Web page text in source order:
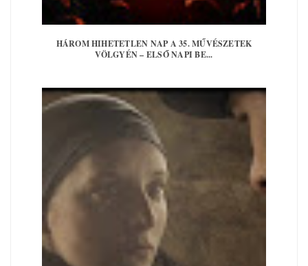
HÁROM HIHETETLEN NAP A 35. MŰVÉSZETEK
VÖLGYÉN – ELSŐ NAPI BE...